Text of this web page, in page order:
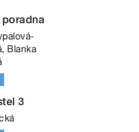
Blanka
3